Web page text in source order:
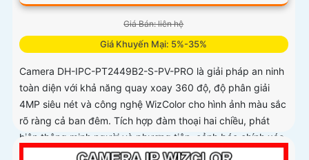
Giá Bán: liên hệ
Giá Khuyến Mại: 5%-35%
Camera DH-IPC-PT2449B2-S-PV-PRO là giải pháp an ninh
toàn diện với khả năng quay xoay 360 độ, độ phân giải
4MP siêu nét và công nghệ WizColor cho hình ảnh màu sắc
rõ ràng cả ban đêm. Tích hợp đàm thoại hai chiều, phát
hiện thông minh người và phương tiện, cảnh báo chính xác,
hỗ trợ thẻ nhớ lên đến 256GB